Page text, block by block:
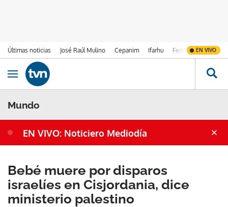
Últimas noticias José Raúl Mulino Cepanim Ifarhu Fenómeno de El
EN VIVO
Ir al contenido
Obrir navegació
Mundo
EN VIVO: Noticiero Mediodía
Bebé muere por disparos
israelíes en Cisjordania, dice
ministerio palestino